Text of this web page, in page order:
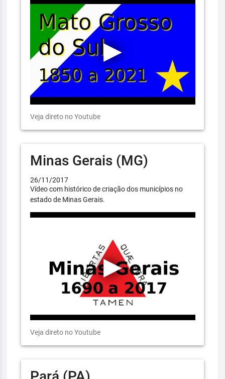
Veja direto no Youtube
Minas Gerais (MG)
26/11/2017
Vídeo com histórico de criação dos municípios no
estado de Minas Gerais.
Veja direto no Youtube